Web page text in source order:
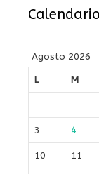
Agosto 2026
L
M
3 4
10 11